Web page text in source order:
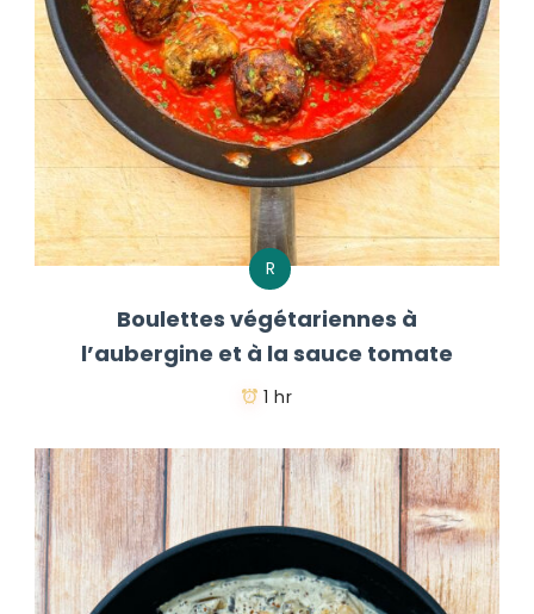
R
Boulettes végétariennes à
l’aubergine et à la sauce tomate
1 hr